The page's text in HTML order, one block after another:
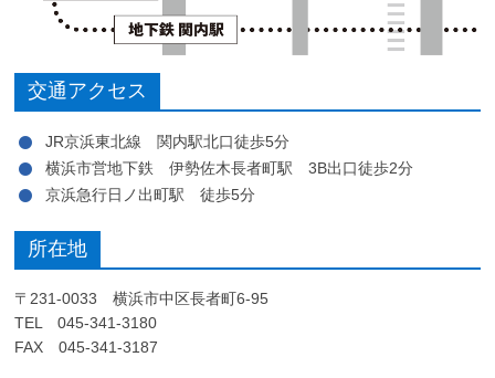
交通アクセス
JR京浜東北線 関内駅北口徒歩5分
横浜市営地下鉄 伊勢佐木長者町駅 3B出口徒歩2分
京浜急行日ノ出町駅 徒歩5分
所在地
〒231-0033 横浜市中区長者町6-95
TEL 045-341-3180
FAX 045-341-3187